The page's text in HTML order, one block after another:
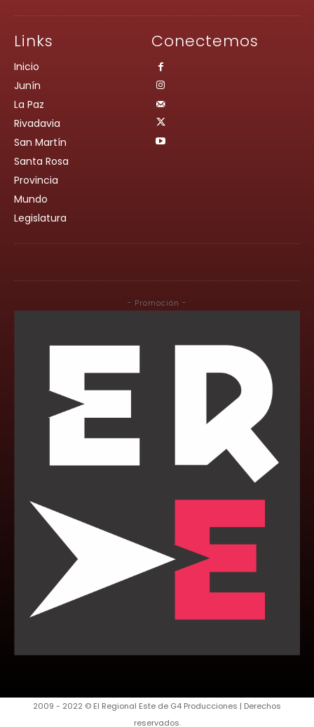
Links
Inicio
Junín
La Paz
Rivadavia
San Martín
Santa Rosa
Provincia
Mundo
Legislatura
Conectemos
- Promoción -
2009 - 2022 © El Regional Este de G4 Producciones | Derechos
reservados.